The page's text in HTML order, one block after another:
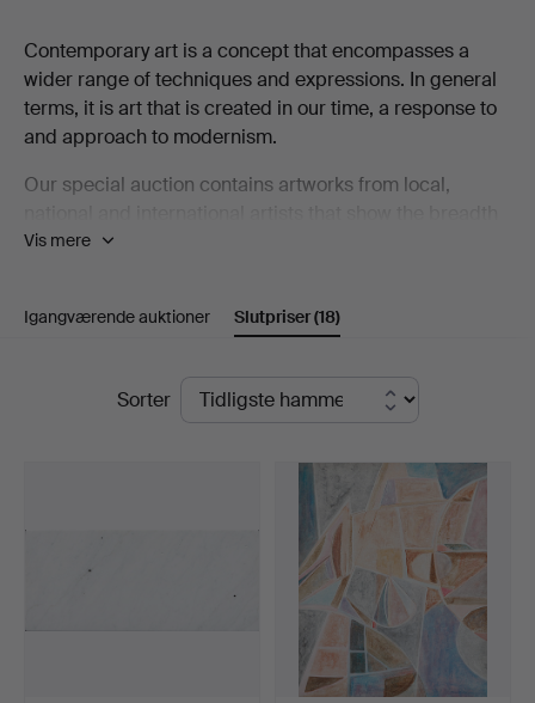
Contemporary art is a concept that encompasses a
wider range of techniques and expressions. In general
terms, it is art that is created in our time, a response to
and approach to modernism.
Our special auction contains artworks from local,
that contemporary art represents, including Karin
Labba.
Welcome to take a look at the catalogue and discover
some of the artists who are part of the contemporary art
Vis mere
Igangværende auktioner Slutpriser(18)
SlutpriserSorter